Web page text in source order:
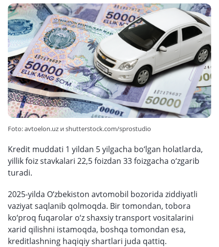
Foto: avtoelon.uz и shutterstock.com/sprostudio
Kredit muddati 1 yildan 5 yilgacha bo‘lgan holatlarda,
yillik foiz stavkalari 22,5 foizdan 33 foizgacha o‘zgarib
turadi.
2025-yilda O‘zbekiston avtomobil bozorida ziddiyatli
vaziyat saqlanib qolmoqda. Bir tomondan, tobora
ko‘proq fuqarolar o‘z shaxsiy transport vositalarini
xarid qilishni istamoqda, boshqa tomondan esa,
kreditlashning haqiqiy shartlari juda qattiq.